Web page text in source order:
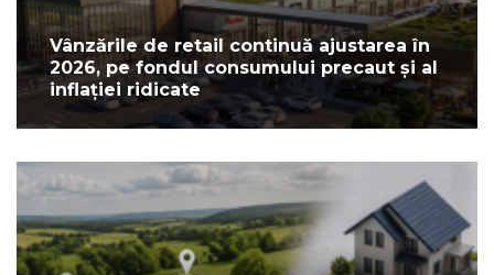
Vânzările de retail continuă ajustarea în
2026, pe fondul consumului precaut și al
inflației ridicate